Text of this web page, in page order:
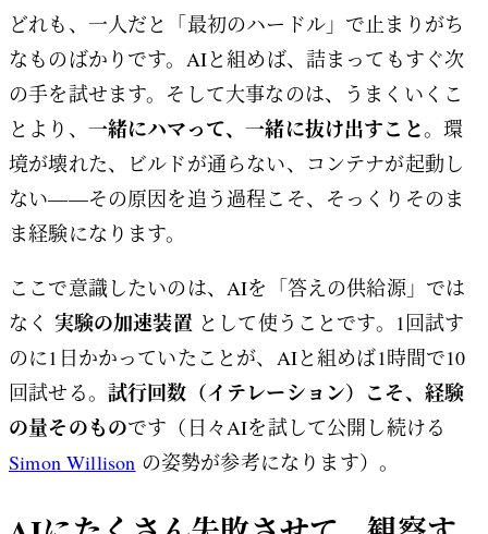
どれも、一人だと「最初のハードル」で止まりがち
なものばかりです。AIと組めば、詰まってもすぐ次
の手を試せます。そして大事なのは、うまくいくこ
とより、 一緒にハマって、一緒に抜け出すこと。環
境が壊れた、ビルドが通らない、コンテナが起動し
ない——その原因を追う過程こそ、そっくりそのま
ま経験になります。
ここで意識したいのは、AIを「答えの供給源」では
なく 実験の加速装置 として使うことです。1回試す
のに1日かかっていたことが、AIと組めば1時間で10
回試せる。 試行回数（イテレーション）こそ、経験
の量そのものです（日々AIを試して公開し続ける
Simon Willison の姿勢が参考になります）。